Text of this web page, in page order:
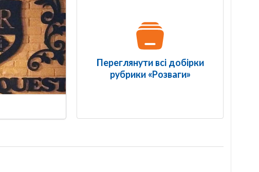
Переглянути всі добірки
рубрики «Розваги»